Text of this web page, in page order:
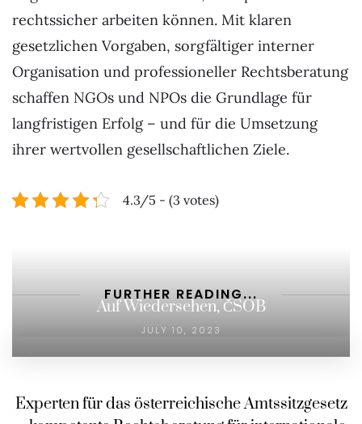
rechtssicher arbeiten können. Mit klaren
gesetzlichen Vorgaben, sorgfältiger interner
Organisation und professioneller Rechtsberatung
schaffen NGOs und NPOs die Grundlage für
langfristigen Erfolg – und für die Umsetzung
ihrer wertvollen gesellschaftlichen Ziele.
4.3/5 - (3 votes)
FURTHER READING...
Auf Wiedersehen, ČSOB
JULY 10, 2023
Experten für das österreichische Amtssitzgesetz